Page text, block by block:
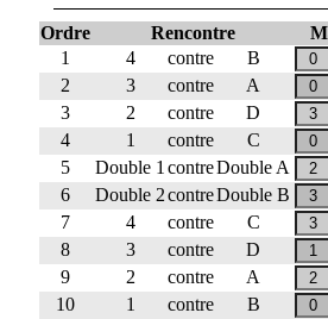
Ordre Rencontre
1
4 contre
B
2
3 contre
A
3
2 contre
D
4
1 contre
C
5
Double 1 contreDouble A
6
Double 2contreDouble B
7
4 contre
C
8
3 contre
D
9
2 contre
A
10
1 contre B